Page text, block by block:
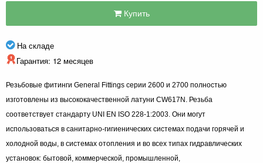
Купить
На складе
Гарантия: 12 месяцев
Резьбовые фитинги General Fittings серии 2600 и 2700 полностью
изготовлены из высококачественной латуни CW617N. Резьба
соответствует стандарту UNI EN ISO 228-1:2003. Они могут
использоваться в санитарно-гигиенических системах подачи горячей и
холодной воды, в системах отопления и во всех типах гидравлических
установок: бытовой, коммерческой, промышленной,